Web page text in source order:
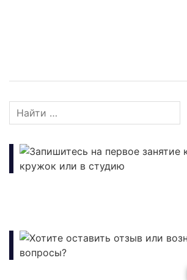
Запишитесь на первое занятие
кружок или в студию
Хотите оставить отзыв или
вопросы?